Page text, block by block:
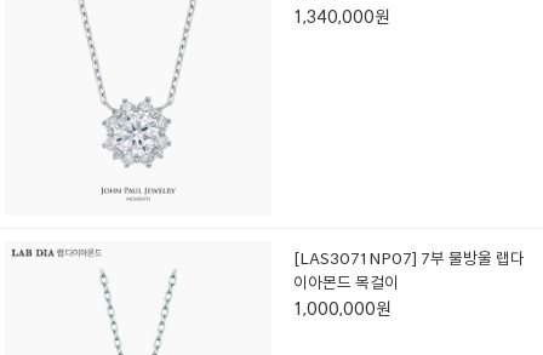
1,340,000원
[LAS3071NP07] 7부 물방울 랩다
이아몬드 목걸이
1,000,000원